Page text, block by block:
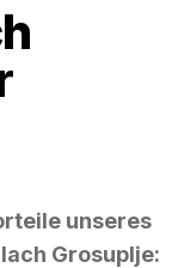
unseres
Grosuplje: